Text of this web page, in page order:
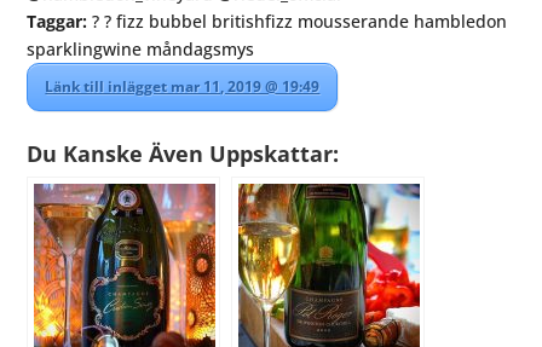
Taggar:? ? fizz bubbel britishfizz mousserande hambledon
sparklingwine måndagsmys
Länk till inlägget mar 11, 2019 @ 19:49
Du Kanske Även Uppskattar: